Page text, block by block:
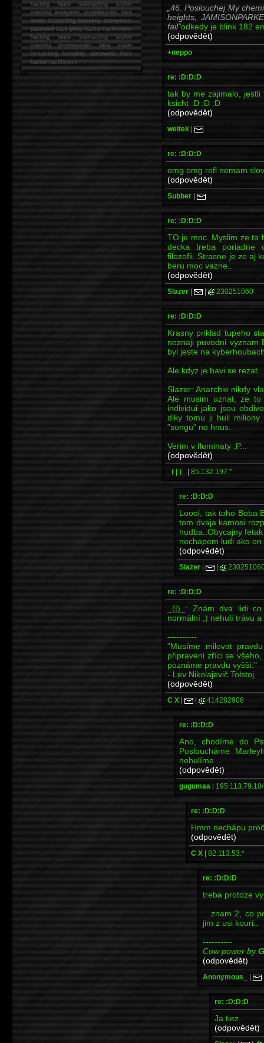
46. Poslouchej My
heights,
fail odkedy je blink 182
(odpovědět)
+neppo
re: :D:D:D
tak by me zajimalo, jestli
ksicht :D :D :D
(odpovědět)
weitek |
re: :D:D:D
omg omg rofl nemam
(odpovědět)
Subber |
re: :D:D:D
TO je moc. Myslim ze ta
decka treba poriadne
filozofii. Strasne je ze aj
beru moc vazne..
(odpovědět)
Slazer | | 230251060
re: :D:D:D
Krasny priklad tupeho
neznaji puvodni vyznam
byl jeste na
Ale kdyz je bavi se
Slazer: Anarchie nikdy
Ale musim uznat, ze to
individui jako jsou
diky tomu ji huli miliony
"songu" no hnus.
Verim v Iluminaty :P...
(odpovědět)
_( | )_ | 85.132.197.*
re: :D:D:D
Loool, tak toho Boba
tom dvaja kamosi
hudba..Obycajny
nechapem ludi ako
(odpovědět)
Slazer | |
re: :D:D:D
_(|)_: Znám dva lidi
normální ;) nehulí trávu
----------
"Musíme milovat
připraveni zříci se
poznáme pravdu vyšší."
- Lev Nikolajevič Tolstoj
(odpovědět)
C X | | 414282906
re: :D:D:D
Ano, chodíme do
Posloucháme
nehulíme...
(odpovědět)
gugumaa |
re: :D:D:D
Hmm nechápu
(odpovědět)
C X | 82.113.53.*
re: :D:D:D
treba protoze
.. znam 2, co
jim z usi kouri..
----------
Cow power by
(odpovědět)
Anonymous_ |
re: :D:D:D
Ja tiez..
(odpovědět)
hackingheslo webhacking exploit
cracking anonymity programování fake
mailer lockpicking bumpkey anonymous
password hack proxy hacker hackforums
hacking heslo webhacking exploit
cracking programování fake mailer
lockpicking bumpkey password hack
hackerhackforums